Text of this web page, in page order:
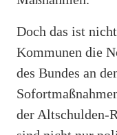
Doch das ist
Kommunen die
des Bundes an
der Altschulden-